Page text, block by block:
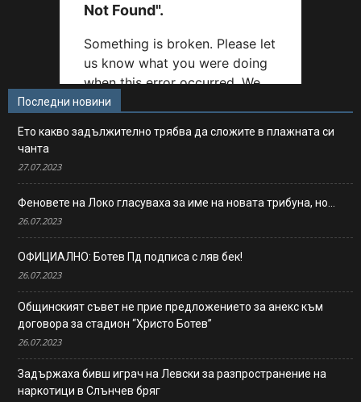
Последни новини
Ето какво задължително трябва да сложите в плажната си
чанта
27.07.2023
Феновете на Локо гласуваха за име на новата трибуна, но…
26.07.2023
ОФИЦИАЛНО: Ботев Пд подписа с ляв бек!
26.07.2023
Общинският съвет не прие предложението за анекс към
договора за стадион “Христо Ботев”
26.07.2023
Задържаха бивш играч на Левски за разпространение на
наркотици в Слънчев бряг